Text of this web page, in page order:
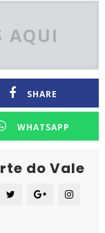
AQUI
SHARE
WHATSAPP
do Vale